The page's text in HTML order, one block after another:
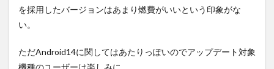
を採用したバージョンはあまり燃費がいいという印象がな
い。
ただAndroid14に関してはあたりっぽいのでアップデート対象
機種のユーザーは楽しみに。